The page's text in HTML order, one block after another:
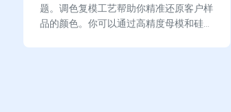
题。调色复模工艺帮助你精准还原客户样
品的颜色。你可以通过高精度母模和硅胶